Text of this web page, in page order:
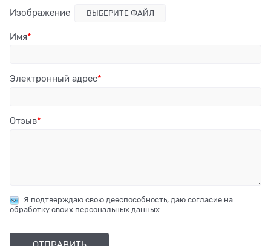
Изображение ВЫБЕРИТЕ ФАЙЛ
Имя
Электронный адрес
Отзыв
Я подтверждаю свою дееспособность, даю согласие на
обработку своих персональных данных.